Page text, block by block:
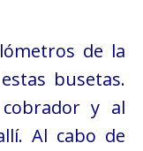
de la
busetas.
y al
Al cabo de